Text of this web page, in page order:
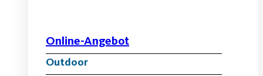
Online-Angebot
Outdoor